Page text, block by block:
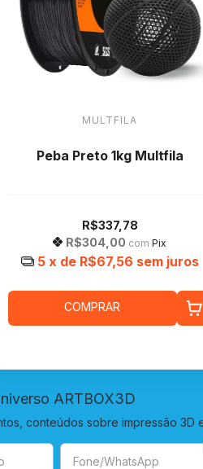
MULTFILA
Peba Preto 1kg Multfila
R$337,78
R$304,00 com Pix
5 x de R$67,56 sem juros
COMPRAR
ARTBOX3D
conteúdos sobre impressão 3D